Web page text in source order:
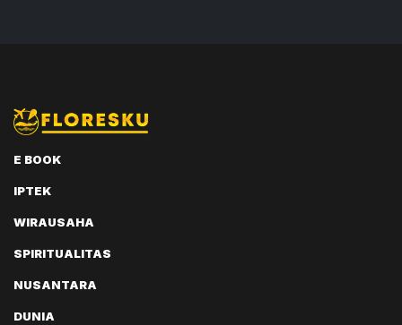
E BOOK
IPTEK
WIRAUSAHA
SPIRITUALITAS
NUSANTARA
DUNIA